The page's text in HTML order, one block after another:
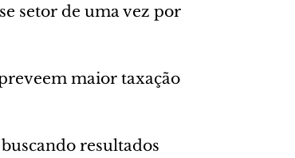
setor de uma vez por
maior taxação
resultados